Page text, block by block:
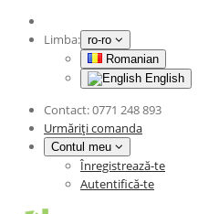
Limba: ro-ro
Romanian
English
Contact:0771 248 893
Urmăriți comanda
Contul meu
Înregistrează-te
Autentifică-te